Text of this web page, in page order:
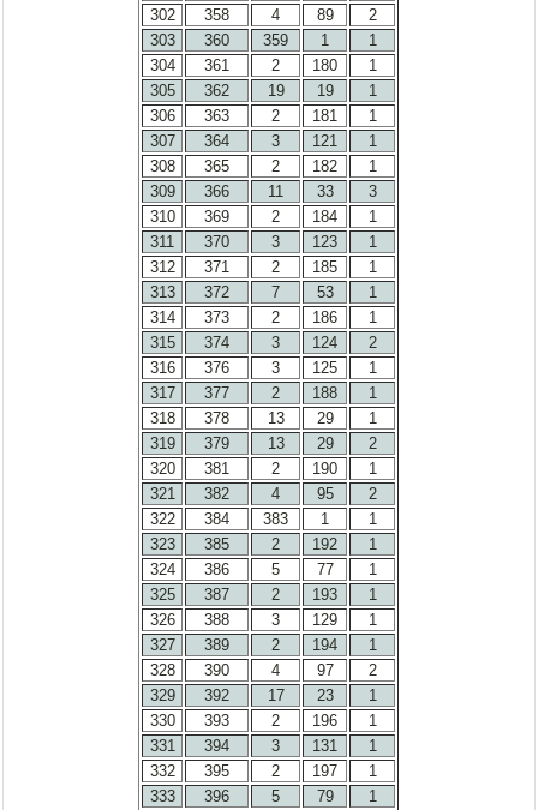
302
358 4 89
2
303
360 359 1
1
304
361 2 180
1
305
362 19 19
1
306
363 2 181
1
307
364 3 121
1
308
365 2 182
1
309
366 11 33
3
310
369 2 184
1
311
370 3 123
1
312
371 2 185
1
313
372 7 53
1
314
373 2 186
1
315
374 3 124
2
316
376 3 125
1
317
377 2 188
1
318
378 13 29
1
319
379 13 29
2
320
381 2 190
1
321
382 4 95
2
322
384 383 1
1
323
385 2 192
1
324
386 5 77
1
325
387 2 193
1
326
388 3 129
1
327
389 2 194
1
328
390 4 97
2
329
392 17 23
1
330
393 2 196
1
331
394 3 131
1
332
395 2 197
1
333
396 5 79
1